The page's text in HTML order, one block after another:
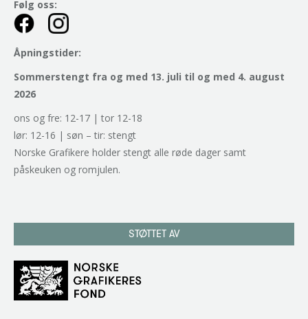
Følg oss:
Åpningstider:
Sommerstengt fra og med 13. juli til og med 4. august
2026
ons og fre: 12-17 | tor 12-18
lør: 12-16 | søn – tir: stengt
Norske Grafikere holder stengt alle røde dager samt
påskeuken og romjulen.
STØTTET AV